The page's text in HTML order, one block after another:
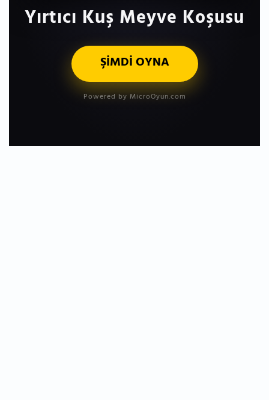
Yırtıcı Kuş Meyve Koşusu
ŞİMDİ OYNA
Powered by MicroOyun.com